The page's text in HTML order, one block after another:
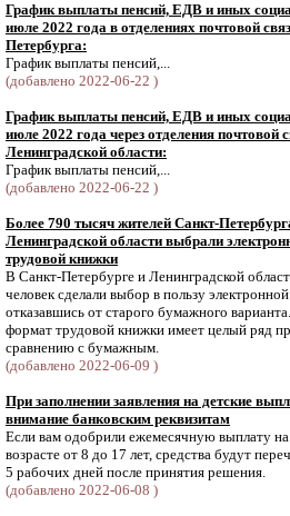
График выплаты пенсий, ЕДВ и иных
июле 2022 года в отделениях почтовой
Петербурга:
График выплаты пенсий,...
(добавлено 2022-06-22 )
График выплаты пенсий, ЕДВ и иных
июле 2022 года через отделения почтовой
Ленинградской области:
График выплаты пенсий,...
(добавлено 2022-06-22 )
Более 790 тысяч жителей Санкт-
Ленинградской области выбрали
трудовой книжки
В Санкт-Петербурге и Ленинградской
человек сделали выбор в пользу
отказавшись от старого бумажного
формат трудовой книжки имеет целый ряд
сравнению с бумажным.
(добавлено 2022-06-09 )
При заполнении заявления на детские
внимание банковским реквизитам
Если вам одобрили ежемесячную выплату на
возрасте от 8 до 17 лет, средства будут
5 рабочих дней после принятия решения.
(добавлено 2022-06-08 )